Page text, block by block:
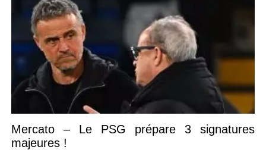
Mercato – Le PSG prépare 3 signatures
majeures !